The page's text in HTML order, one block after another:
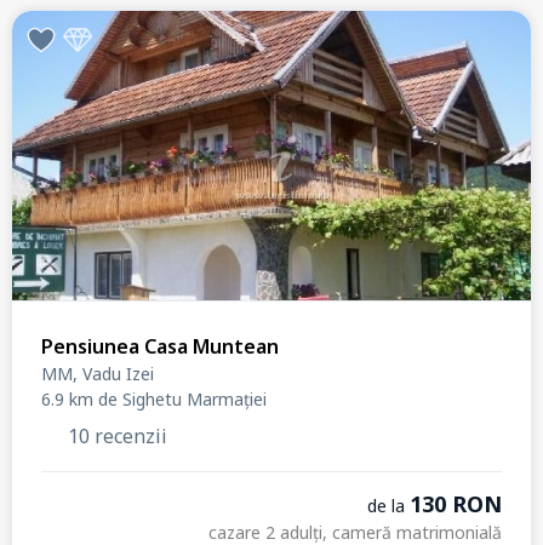
Pensiunea Casa Muntean
MM, Vadu Izei
6.9 km de Sighetu Marmației
10 recenzii
de la 130 RON
cazare 2 adulți, cameră matrimonială